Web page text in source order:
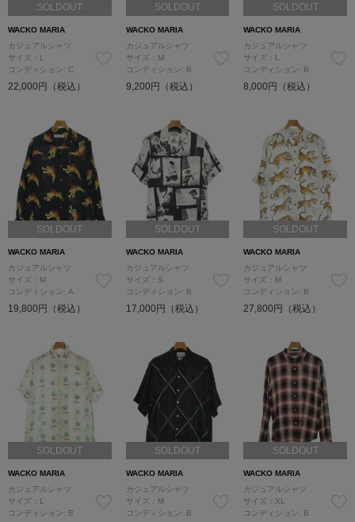
SOLDOUT
WACKO MARIA
カジュアルシャツ
サイズ：L
コンディション: C
22,000円（税込）
SOLDOUT
WACKO MARIA
カジュアルシャツ
サイズ：M
コンディション: B
9,200円（税込）
SOLDOUT
WACKO MARIA
カジュアルシャツ
サイズ：L
コンディション: B
8,000円（税込）
SOLDOUT
WACKO MARIA
カジュアルシャツ
サイズ：M
コンディション: A
19,800円（税込）
SOLDOUT
WACKO MARIA
カジュアルシャツ
サイズ：S
コンディション: B
17,000円（税込）
SOLDOUT
WACKO MARIA
カジュアルシャツ
サイズ：M
コンディション: B
27,800円（税込）
SOLDOUT
WACKO MARIA
カジュアルシャツ
サイズ：L
コンディション: B
SOLDOUT
WACKO MARIA
カジュアルシャツ
サイズ：M
コンディション: B
SOLDOUT
WACKO MARIA
カジュアルシャツ
サイズ：XL
コンディション: B